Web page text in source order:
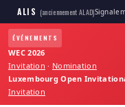
ALIS (anciennement ALAD)
ÉVÉNEMENTS
WEC 2026
Invitation · Nomination
Luxembourg Open
Invitation